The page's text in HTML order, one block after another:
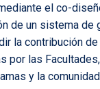
el co-
de un sistema de
la contribución
por las
y la